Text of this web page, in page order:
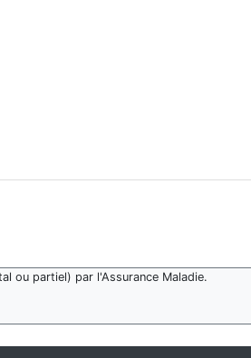
ou partiel) par l'Assurance Maladie.